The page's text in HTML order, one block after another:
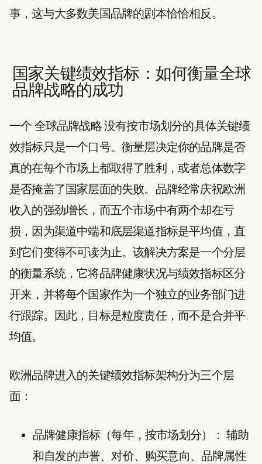
事，这与大多数美国品牌的剧本恰恰相反。
国家关键绩效指标：如何衡量全球
品牌战略的成功
一个 全球品牌战略没有按市场划分的具体关键绩
效指标只是一个口号。衡量层决定你的品牌是否
真的在每个市场上都取得了胜利，或者总体数字
是否掩盖了国家层面的失败。品牌经常庆祝欧洲
收入的强劲增长，而五个市场中有两个却在亏
损，因为渠道中端和底层渠道指标是平均值，直
到它们变得不可读为止。该解决方案是一个分层
的衡量系统，它将品牌健康状况与绩效指标区分
开来，并将每个国家作为一个独立的业务部门进
行跟踪。因此，目标是粒度责任，而不是合并平
均值。
欧洲品牌进入的关键绩效指标架构分为三个层
面：
品牌健康指标（每年，按市场划分）： 辅助
和自发的声誉、对价、购买意向、品牌属性